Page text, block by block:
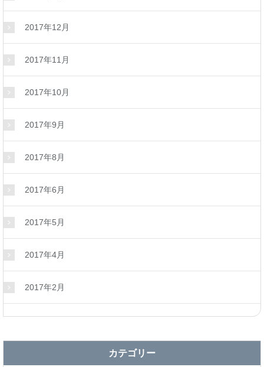
2017年12月
2017年11月
2017年10月
2017年9月
2017年8月
2017年6月
2017年5月
2017年4月
2017年2月
カテゴリー